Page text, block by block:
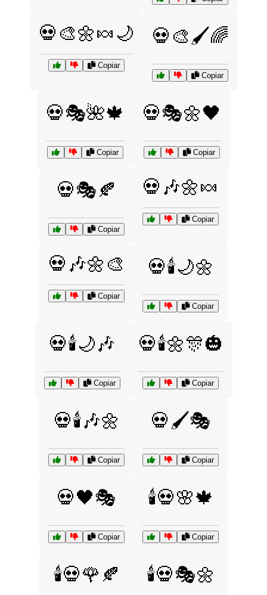
💀🎨🌼🍬🌙
Copiar
💀🎨🖌️🌈
Copiar
💀🎭🌺🍁
Copiar
💀🎭🌼🖤
Copiar
💀🎭🍂
Copiar
💀🎶🌼🍬
Copiar
💀🎶🌼🎨
Copiar
💀🕯️🌙🌼
Copiar
💀🕯️🌙🎶
Copiar
💀🕯️🌼🎊🎃
Copiar
💀🕯️🎶🌼
Copiar
💀🖌️🎭
Copiar
💀🖤🎭
Copiar
🕯️💀🌸🍁
Copiar
🕯️💀🌹🍂 🕯️💀🎭🌼